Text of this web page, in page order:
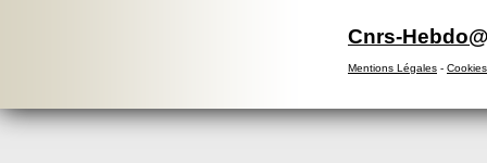
Cnrs-
Mentions Légales - Cookies